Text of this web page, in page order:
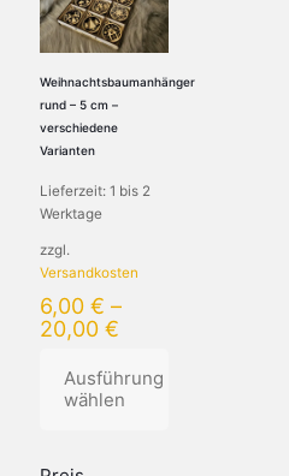
Weihnachtsbaumanhänger
rund – 5 cm –
verschiedene
Varianten
Lieferzeit: 1 bis 2
Werktage
zzgl.
Versandkosten
6,00 € –
20,00 €
Ausführung
wählen
Produkt